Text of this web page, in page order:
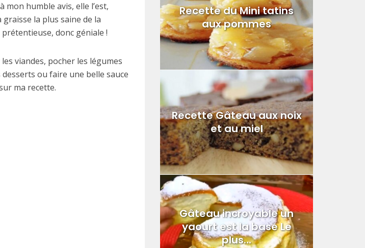
mon humble avis, elle l’est,
graisse la plus saine de la
donc géniale !
viandes, pocher les légumes
ou faire une belle sauce
ma recette.
Recette du Mini tatins
aux pommes
Recette Gâteau aux noix
et au miel
Gâteau incroyable un
yaourt est la base Le
plus...